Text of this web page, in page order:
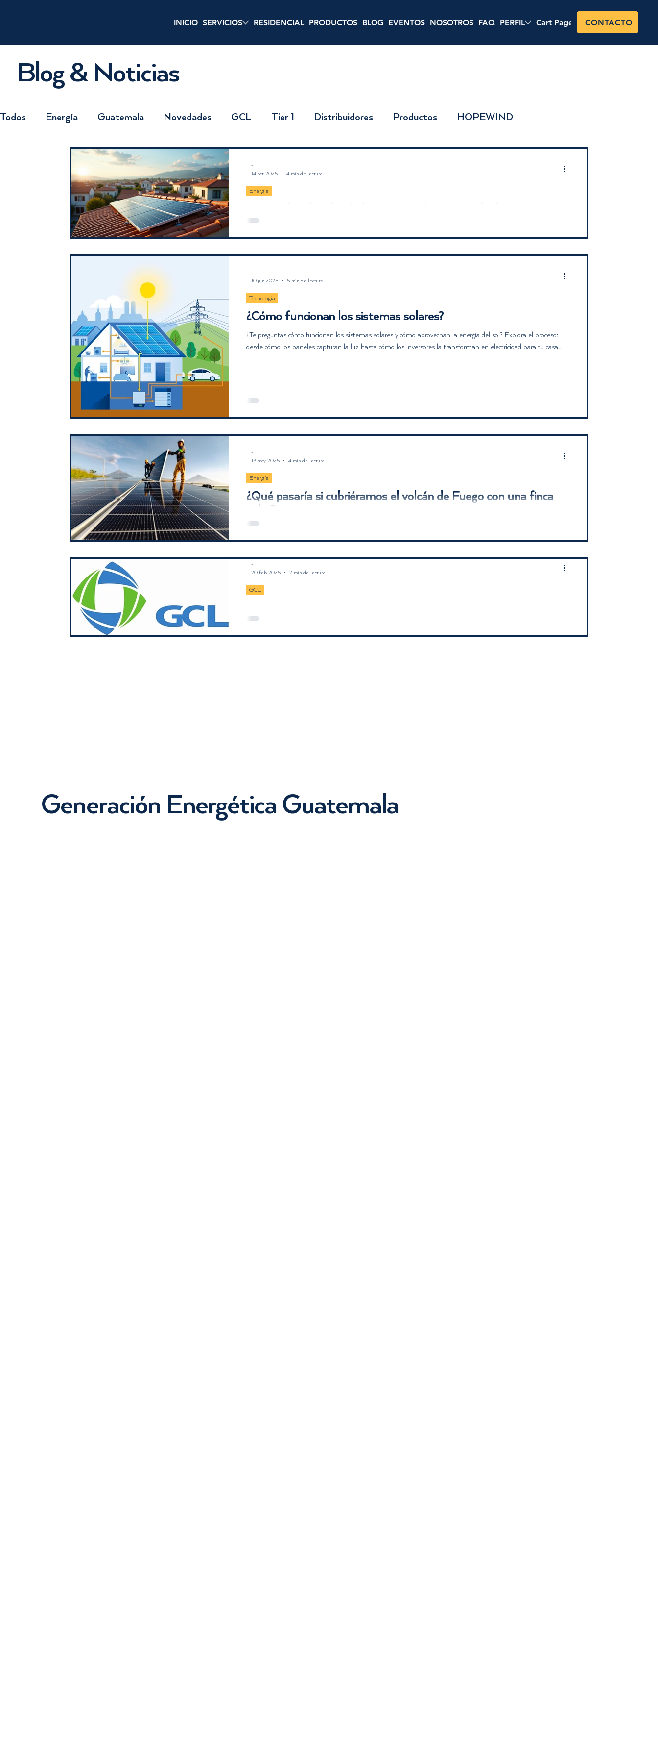
INICIO SERVICIOS RESIDENCIAL PRODUCTOS BLOG EVENTOS NOSOTROS FAQ PERFIL Cart Page Shop
CONTACTO
Blog & Noticias
Generación Energética Guatemala
Todos Energía Guatemala Novedades GCL Tier 1 Distribuidores Productos HOPEWIND
Tecnología Finanzas
Aprovecha el poder de la energía solar en tu vida diaria
contribuyendo a un futuro más sostenible. Aprende los beneficios, aplicaciones y consejos para aprovechar al
Energía
-
14 oct 2025
4 min de lectura
¿Cómo funcionan los sistemas solares?
¿Te preguntas cómo funcionan los sistemas solares y cómo aprovechan la energía del sol? Explora el proceso:
desde cómo los paneles capturan la luz hasta cómo los inversores la transforman en electricidad para tu casa.
Tecnología
-
10 jun 2025
5 min de lectura
¿Qué pasaría si cubriéramos el volcán de Fuego con una finca
solar?
pero reveladora con aproximaciones, cálculos y datos científicos.
Energía
-
13 may 2025
4 min de lectura
Paneles Solares: ¿Qué significa Tier 1?
Guatemala.
GCL
-
20 feb 2025
2 min de lectura